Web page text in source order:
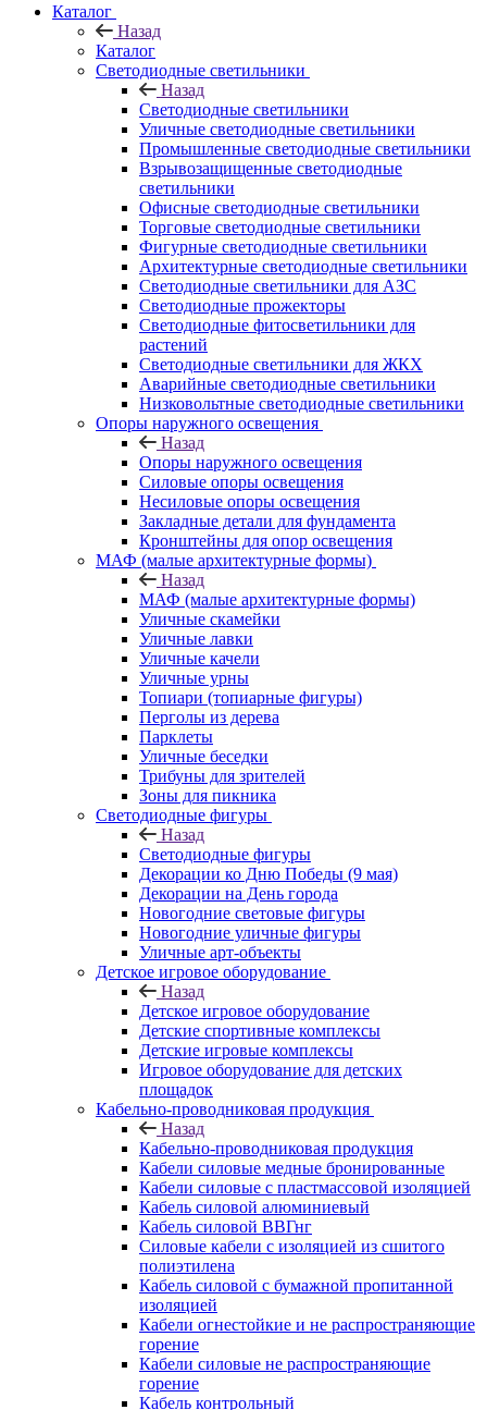
Каталог
Назад
Каталог
Светодиодные светильники
Назад
Светодиодные светильники
Уличные светодиодные светильники
Промышленные светодиодные светильники
Взрывозащищенные светодиодные
светильники
Офисные светодиодные светильники
Торговые светодиодные светильники
Фигурные светодиодные светильники
Архитектурные светодиодные светильники
Светодиодные светильники для АЗС
Светодиодные прожекторы
Светодиодные фитосветильники для
растений
Светодиодные светильники для ЖКХ
Аварийные светодиодные светильники
Низковольтные светодиодные светильники
Опоры наружного освещения
Назад
Опоры наружного освещения
Силовые опоры освещения
Несиловые опоры освещения
Закладные детали для фундамента
Кронштейны для опор освещения
МАФ (малые архитектурные формы)
Назад
МАФ (малые архитектурные формы)
Уличные скамейки
Уличные лавки
Уличные качели
Уличные урны
Топиари (топиарные фигуры)
Перголы из дерева
Парклеты
Уличные беседки
Трибуны для зрителей
Зоны для пикника
Светодиодные фигуры
Назад
Светодиодные фигуры
Декорации ко Дню Победы (9 мая)
Декорации на День города
Новогодние световые фигуры
Новогодние уличные фигуры
Уличные арт-объекты
Детское игровое оборудование
Назад
Детское игровое оборудование
Детские спортивные комплексы
Детские игровые комплексы
Игровое оборудование для детских
площадок
Кабельно-проводниковая продукция
Назад
Кабельно-проводниковая продукция
Кабели силовые медные бронированные
Кабели силовые с пластмассовой изоляцией
Кабель силовой алюминиевый
Кабель силовой ВВГнг
Силовые кабели с изоляцией из сшитого
полиэтилена
Кабель силовой с бумажной пропитанной
изоляцией
Кабели огнестойкие и не распространяющие
горение
Кабели силовые не распространяющие
горение
Кабель контрольный